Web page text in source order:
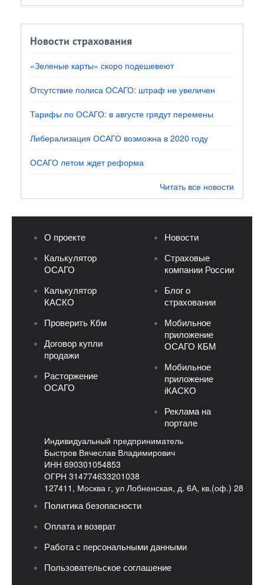
Новости страхования
«Зеленые карты» скоро подешевеют
Отсутствие полиса ОСАГО: штраф не увеличен
Тарифы по ОСАГО: в августе грядут перемены
Либерализация ОСАГО возможна в 2020 году
ОСАГО летом ждет реформа
Читать все новости
О проекте
Калькулятор
ОСАГО
Калькулятор
КАСКО
Проверить Кбм
Договор купли
продажи
Расторжение
ОСАГО
Новости
Страховые
компании России
Блог о
страховании
Мобильное
приложение
ОСАГО КБМ
Мобильное
приложение
iКАСКО
Реклама на
портале
Индивидуальный предприниматель
Быстров Вячеслав Владимирович
ИНН 690301054853
ОГРН 314774633201038
127411, Москва г, ул Лобненская, д. 6А, кв.(оф.) 28
Политика безопасности
Оплата и возврат
Работа с персональными данными
Пользовательское соглашение